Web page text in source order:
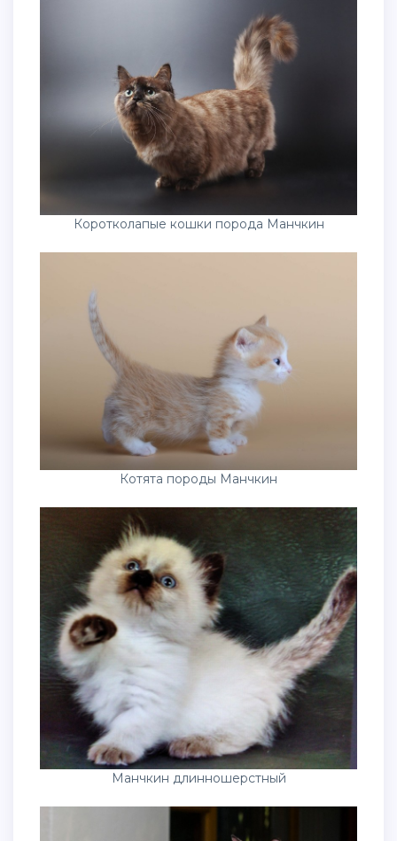
Коротколапые кошки порода Манчкин
Котята породы Манчкин
Манчкин длинношерстный